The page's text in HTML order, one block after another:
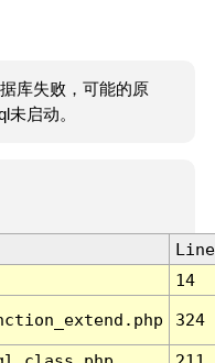
库失败，可能的原
启动。
Line
14
324